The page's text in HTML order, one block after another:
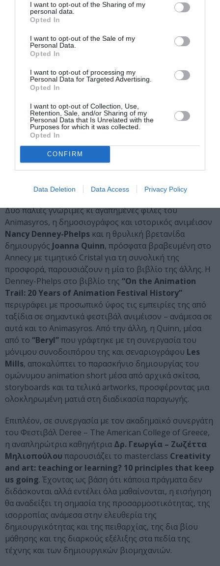
I want to opt-out of the Sharing of my
personal data.
Opted In
I want to opt-out of the Sale of my
Personal Data.
Opted In
I want to opt-out of processing my
Personal Data for Targeted Advertising.
Opted In
I want to opt-out of Collection, Use,
Retention, Sale, and/or Sharing of my
Personal Data that Is Unrelated with the
Purposes for which it was collected.
Opted In
CONFIRM
Data Deletion Data Access Privacy Policy
στο πλαίσιο τωνCreative Europe MEDIA Talks, η
Κασιμάτηκαι η
Europe Desk της Ελλάδας και της Πορτογαλίας
αντίστοιχα, θα μιλήσουν για τα διαθέσιμα εργαλεία
χρηματοδότησης – συμπεριλαμβανομένου και του
Creative Europe MEDIA, τις εθνικές επιχορηγήσεις, τις
δυσκολίες αλλά και τις ευκαιρίες που υπάρχουν στο
πολύπλοκο σύστημα χρηματοδότησης του ανιμέισον
στην Ευρώπη. Ακόμη, στο πλαίσιο του αφιερώματος
στη συνεχώς εξελισσόμενη και ιδιαίτερα δραστήρια
σκηνή ανιμέισον της Κροατίας, στη Σύρο θα βρεθούν
δημιουργοί και παραγωγοί της περιοχής (
Brkulj, Veljko Popović
Αγορά του Animasyros 2025 δεν θα μπορούσε να λείπει
Cosmos” αφιερωμένη στο διάστημα.
Δύο παλιές γνώριμες κι αγαπημένες φίλες του
Animasyros, η δημοσιογράφος και ιστορικός ανιμέισον
Nancy Denney-Phelps και η θρυλική βρετανίδα
δημιουργός Joanna Quinn, πρόσφατα βραβευμένη στο
Annecy με τιμητικό Cristal για τη συνολική της
προσφορά, παρουσιάζουν η μία το βιβλίο της άλλης. Η
Denney-Phelps στο βιβλίο της “On the Animation
Trail: 20 Years of Animation Festival History”
περιγράφει με προσωπικό ύφος τις εμπειρίες της από
ταξίδια σε σημαντικά φεστιβάλ ανιμέισον – ανάμεσα σε
αυτά και το Animasyros. Από την άλλη, η Quinn, μέσα
από το “Beryl”που γράφτηκε με τη συνεργασία του
μόνιμου συνοδοιπόρου της και σεναριογράφου Les
Mills, αποκαλύπτει το παρασκήνιο δημιουργίας του
ομώνυμου animation short μέσα από αρχικά σκίτσα,
storyboards και τα τελικά artworks, προσφέροντας μια
ολοκληρωμένη ματιά στη διαδικασία παραγωγής.
Επιπλέον, σε συνεργασία με τον ακαδημαϊκό συνεργάτη
του Φεστιβάλ Deree – The American College of Greece,
η αναπληρώτρια καθηγήτρια Δρ. Γεωργία – Ζωζέττα
Μηλιοπούλου παρουσιάζει το masterclass Creativity
and art: teaching or learning? 10 principles that keep
us going. Έχοντας ως βάση ότι κάποια πράγματα δεν
διδάσκονται αλλά εντέλει όλα μαθαίνονται, η εισήγηση
θα αναδείξει τη σημασία της προσαρμοστικότητας, της
ισορροπίας ανάμεσα στην ελευθερία της
δημιουργικότητας και της πειθαρχίας, της δια βίου
μάθησης και της διαρκούς εξέλιξης στα πεδία της
τέχνης και των δημιουργικών βιομηχανιών.